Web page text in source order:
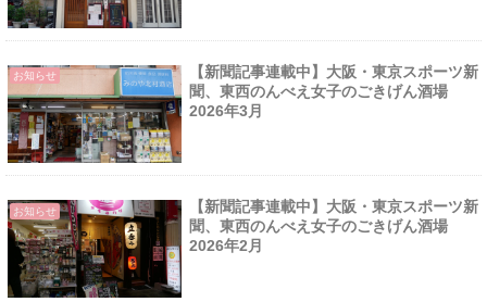
お知らせ
【新聞記事連載中】大阪・東京スポーツ新
聞、東西のんべえ女子のごきげん酒場
2026年3月
お知らせ
【新聞記事連載中】大阪・東京スポーツ新
聞、東西のんべえ女子のごきげん酒場
2026年2月